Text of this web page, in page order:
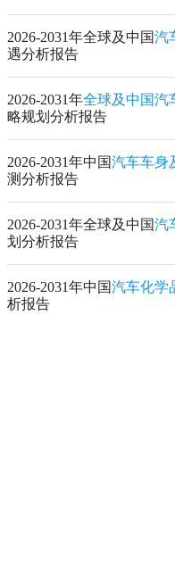
2026-2031年全球及中国汽
遇分析报告
2026-2031年全球及中国汽
略规划分析报告
2026-2031年中国汽车车身
测分析报告
2026-2031年全球及中国汽
划分析报告
2026-2031年中国汽车化学
析报告